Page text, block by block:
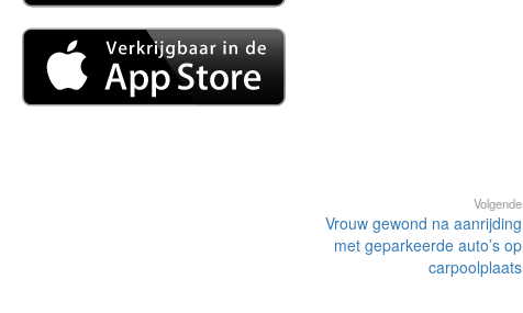
Volgende
Vrouw gewond na aanrijding
met geparkeerde auto’s op
carpoolplaats